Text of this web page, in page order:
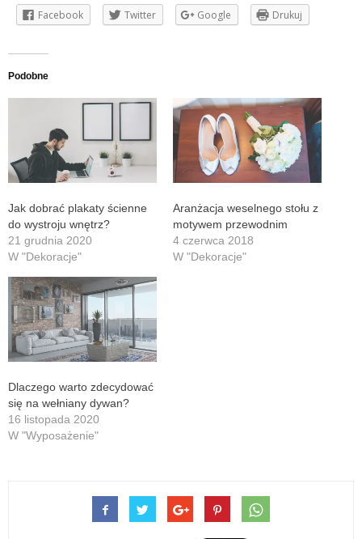
Facebook Twitter Google Drukuj
Podobne
Jak dobrać plakaty ścienne
do wystroju wnętrz?
21 grudnia 2020
W "Dekoracje"
Aranżacja weselnego stołu z
motywem przewodnim
4 czerwca 2018
W "Dekoracje"
Dlaczego warto zdecydować
się na wełniany dywan?
16 listopada 2020
W "Wyposażenie"